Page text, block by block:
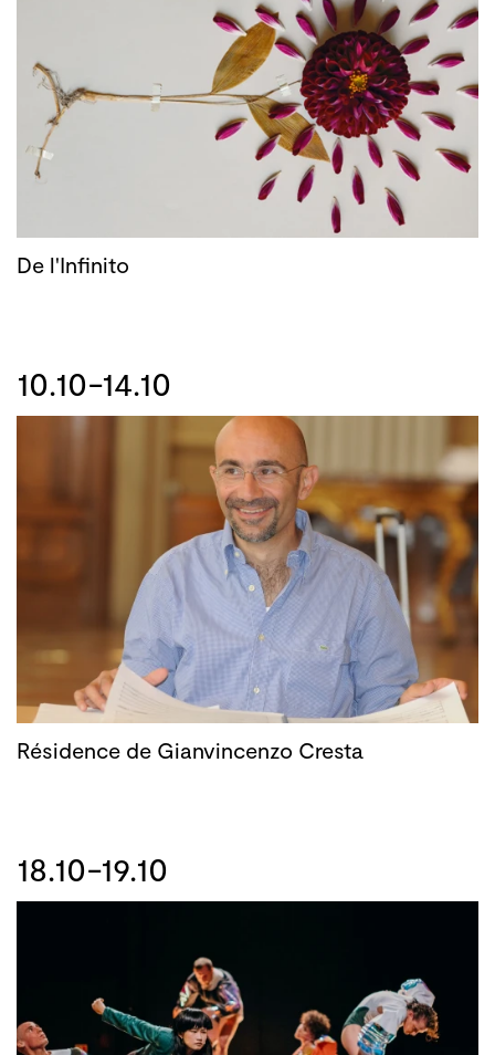
De l'Infinito
10.10-14.10
Résidence de Gianvincenzo Cresta
18.10-19.10